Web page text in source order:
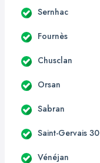
Sernhac
Fournès
Chusclan
Orsan
Sabran
Saint-Gervais 30
Vénéjan